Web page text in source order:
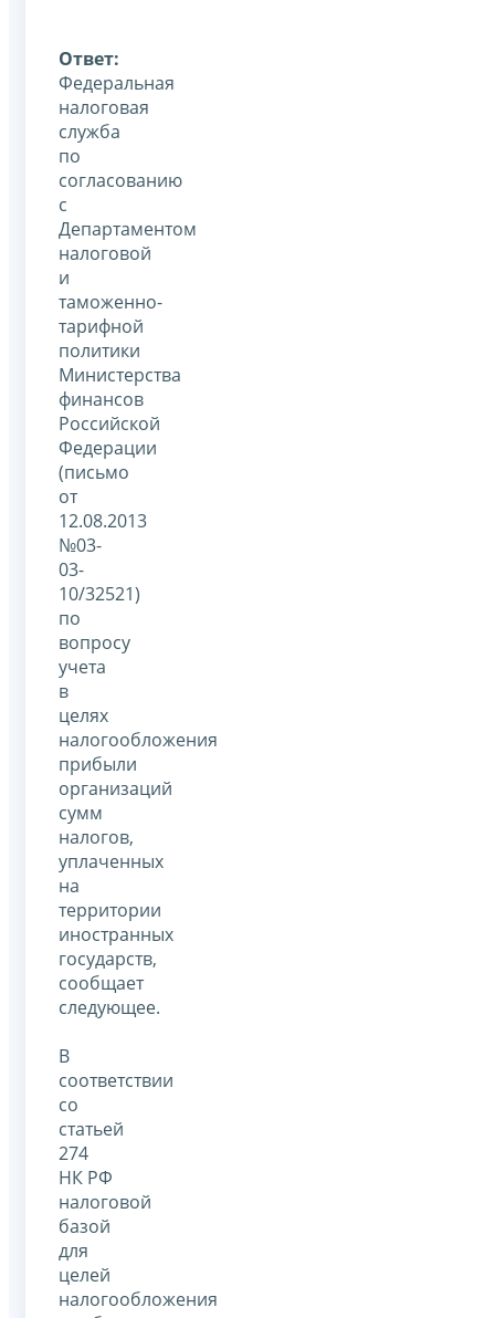
Ответ:
Федеральная
налоговая
служба
по
согласованию
с
Департаментом
налоговой
и
таможенно-
тарифной
политики
Министерства
финансов
Российской
Федерации
(письмо
от
12.08.2013
№03-
03-
10/32521)
по
вопросу
учета
в
целях
налогообложения
прибыли
организаций
сумм
налогов,
уплаченных
на
территории
иностранных
государств,
сообщает
следующее.
В
соответствии
со
статьей
274
НК РФ
налоговой
базой
для
целей
налогообложения